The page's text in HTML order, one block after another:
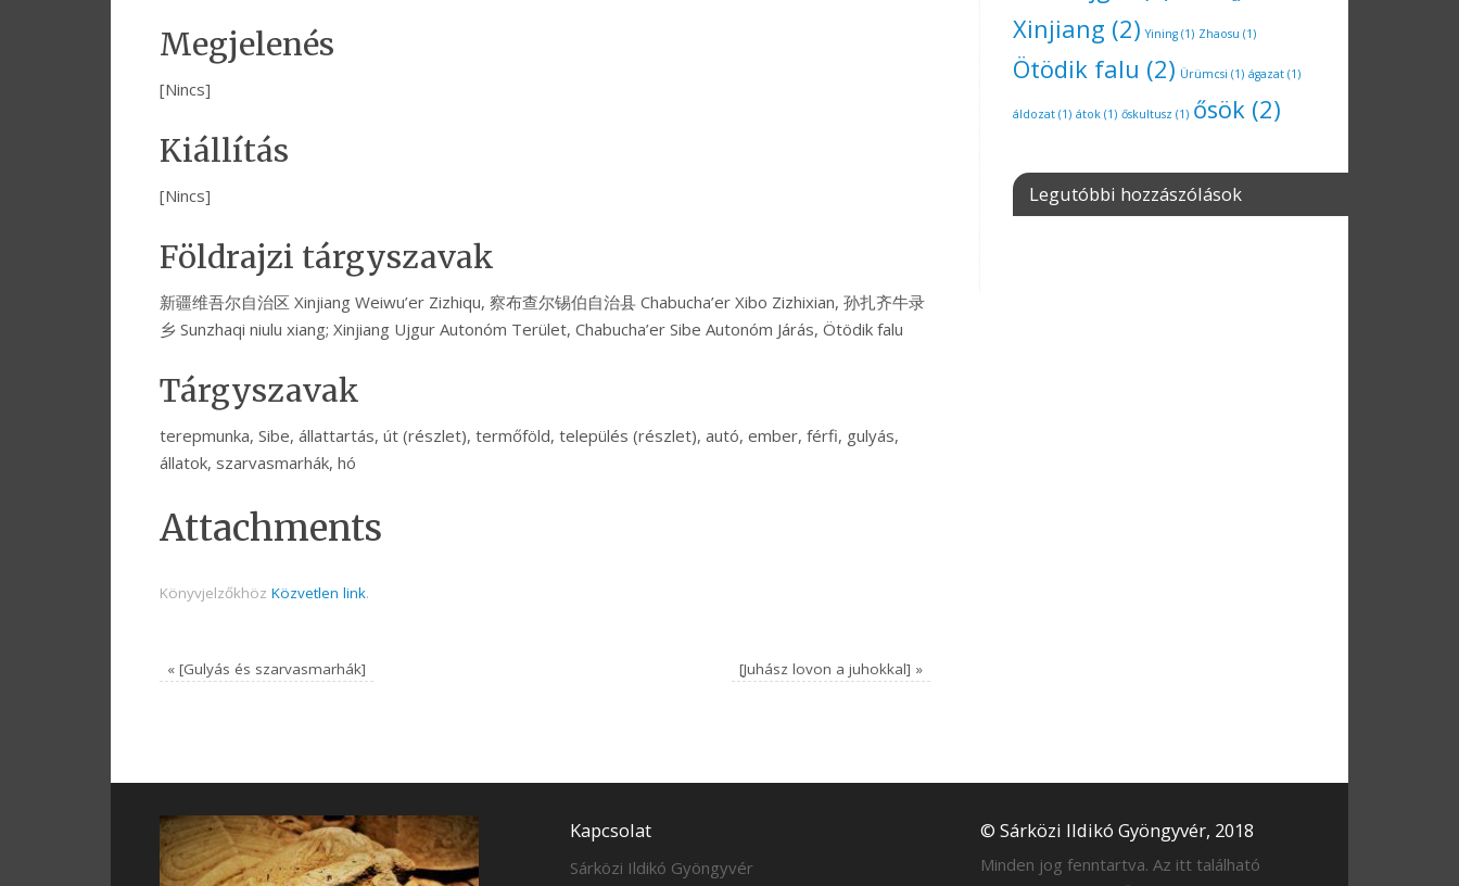
Megjelenés
[Nincs]
Kiállítás
[Nincs]
Földrajzi tárgyszavak
新疆维吾尔自治区 Xinjiang Weiwu’er Zizhiqu, 察布查尔锡伯自治县 Chabucha’er Xibo Zizhixian, 孙扎齐牛录
乡 Sunzhaqi niulu xiang; Xinjiang Ujgur Autonóm Terület, Chabucha’er Sibe Autonóm Járás, Ötödik falu
Tárgyszavak
terepmunka, Sibe, állattartás, út (részlet), termőföld, település (részlet), autó, ember, férfi, gulyás,
állatok, szarvasmarhák, hó
Attachments
Könyvjelzőkhöz Közvetlen link.
« [Gulyás és szarvasmarhák] [Juhász lovon a juhokkal] »
Xinjiang (2) Yining (1) Zhaosu (1)
Ötödik falu (2) Ürümcsi (1) ágazat (1)
áldozat (1) átok (1) őskultusz (1) ősök (2)
Legutóbbi hozzászólások
Kapcsolat
Sárközi Ildikó Gyöngyvér
© Sárközi Ildikó Gyöngyvér, 2018
Minden jog fenntartva. Az itt található